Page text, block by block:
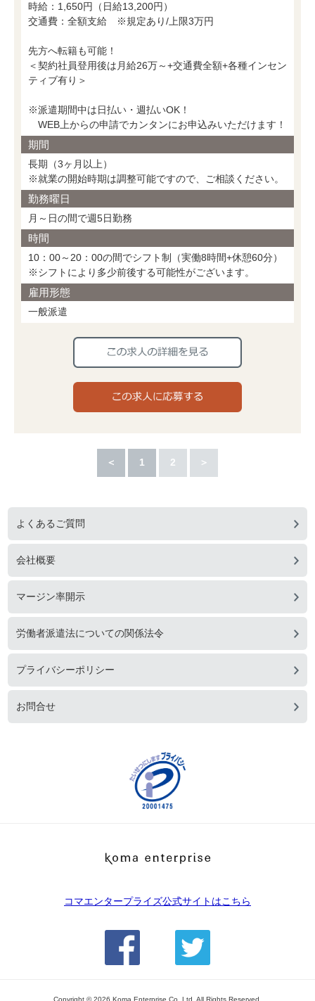
時給：1,650円（日給13,200円）
交通費：全額支給 ※規定あり/上限3万円
先方へ転籍も可能！
＜契約社員登用後は月給26万～+交通費全額+各種インセン
ティブ有り＞
※派遣期間中は日払い・週払いOK！
WEB上からの申請でカンタンにお申込みいただけます！
期間
長期（3ヶ月以上）
※就業の開始時期は調整可能ですので、ご相談ください。
勤務曜日
月～日の間で週5日勤務
時間
10：00～20：00の間でシフト制（実働8時間+休憩60分）
※シフトにより多少前後する可能性がございます。
雇用形態
一般派遣
＜ 1 2 ＞
よくあるご質問
会社概要
マージン率開示
労働者派遣法についての関係法令
プライバシーポリシー
お問合せ
コマエンタープライズ公式サイトはこちら
Copyright ©2026 Koma Enterprise Co.,Ltd. All Rights Reserved.